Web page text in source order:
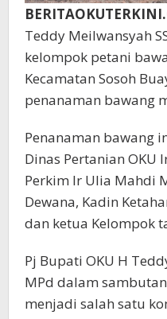
Teddy Meilwansyah
kelompok petani
Kecamatan Sosoh
penanaman bawang
Penanaman bawang
Dinas Pertanian OKU
Perkim Ir Ulia Mahdi
Dewana, Kadin
dan ketua Kelompok
Pj Bupati OKU H
MPd dalam
menjadi salah satu